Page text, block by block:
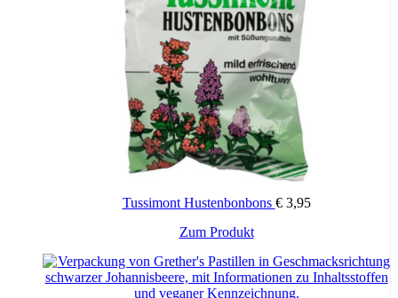
Tussimont Hustenbonbons €3,95
Zum Produkt